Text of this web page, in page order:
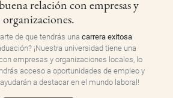
relación con empresas y
organizaciones.
de que tendrás una carrera exitosa
¡Nuestra universidad tiene una
empresas y organizaciones locales, lo
acceso a oportunidades de empleo y
a destacar en el mundo laboral!